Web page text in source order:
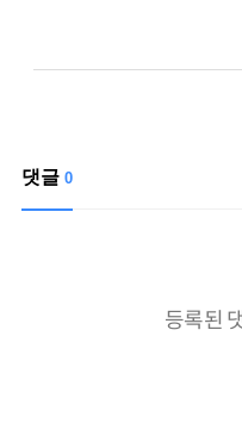
댓글0
등록된